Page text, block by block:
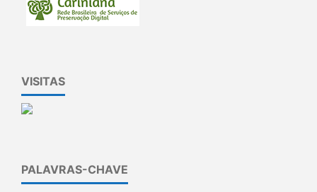
VISITAS
PALAVRAS-CHAVE